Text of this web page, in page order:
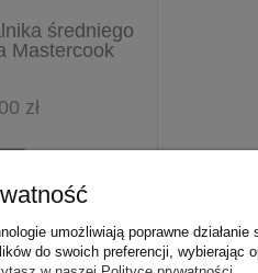
średniego
Mastercook
zł
umożliwiają poprawne
do swoich preferencji, wybierając